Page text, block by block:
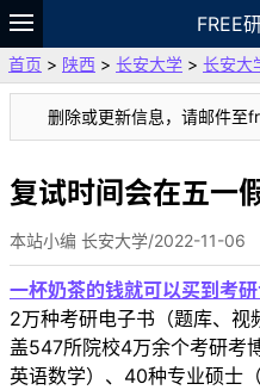
FREE
题库
故事 专题
VIP
资料
首页 > 陕西 > 长安大学 > 长安大
删除或更新信息，请邮件
复试时间会在五一
本站小编 长安大学/2022-11-06
一杯奶茶的钱就可以买到考研
2万种考研电子书（题库、视
盖547所院校4万余个考研考
英语数学）、40种专业硕士